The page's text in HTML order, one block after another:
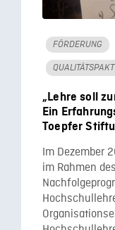
FÖRDERUNG
„Lehre soll
Ein
Toepfer
Im Dezember
im Rahmen